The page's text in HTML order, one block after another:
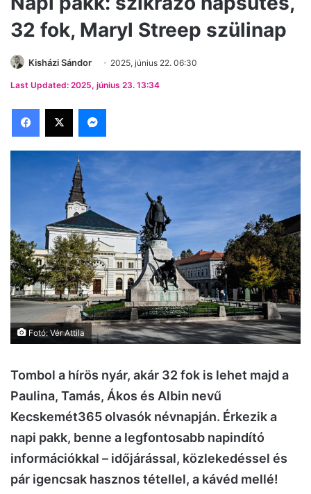
32 fok, Maryl Streep szülinap
Kisházi Sándor 2025, június 22. 06:30
Last Updated: 2025, június 23. 13:34
Facebook
X Messenger
Fotó: Vér Attila
Tombol a hírös nyár, akár 32 fok is lehet majd a
Paulina, Tamás, Ákos és Albin nevű
Kecskemét365 olvasók névnapján. Érkezik a
napi pakk, benne a legfontosabb napindító
információkkal – időjárással, közlekedéssel és
pár igencsak hasznos tétellel, a kávéd mellé!